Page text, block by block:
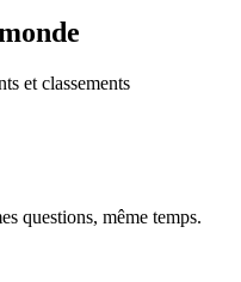
et classements
questions, même temps.